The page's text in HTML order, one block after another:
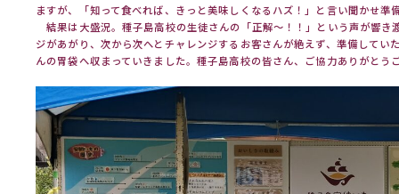
ますが、「知って食べれば、きっと美味しくなるハズ！」と言い聞かせ準
結果は大盛況。種子島高校の生徒さんの「正解～！！」という声が響き
ジがあがり、次から次へとチャレンジするお客さんが絶えず、準備してい
んの胃袋へ収まっていきました。種子島高校の皆さん、ご協力ありがとう